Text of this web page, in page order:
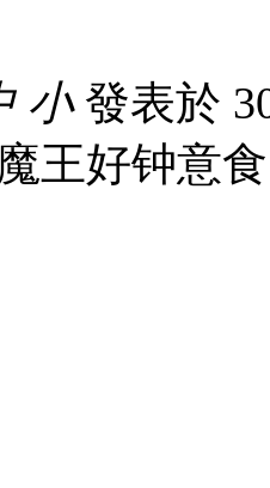
小發表於
王好钟意